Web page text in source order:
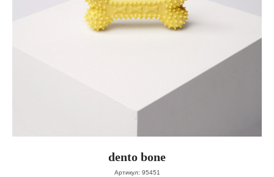
dento bone
Артикул: 95451